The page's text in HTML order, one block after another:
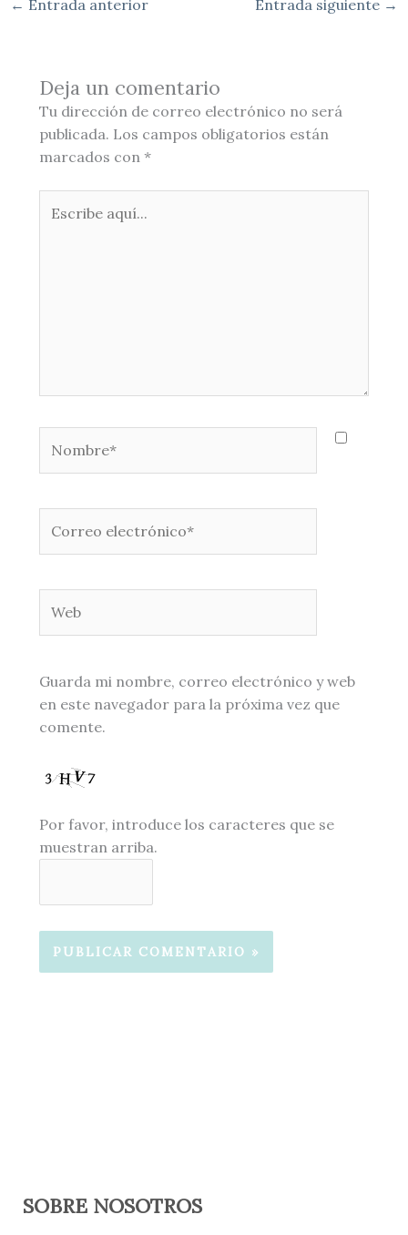
← Entrada anterior Entrada siguiente →
Deja un comentario
Tu dirección de correo electrónico no será
publicada. Los campos obligatorios están
marcados con *
aquí...
electrónico*
Guarda mi nombre, correo electrónico y web
en este navegador para la próxima vez que
comente.
Por favor, introduce los caracteres que se
muestran arriba.
SOBRE NOSOTROS